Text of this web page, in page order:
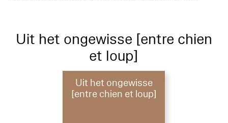
Uit het ongewisse [entre chien
et loup]
Uit het ongewisse
[entre chien et loup]